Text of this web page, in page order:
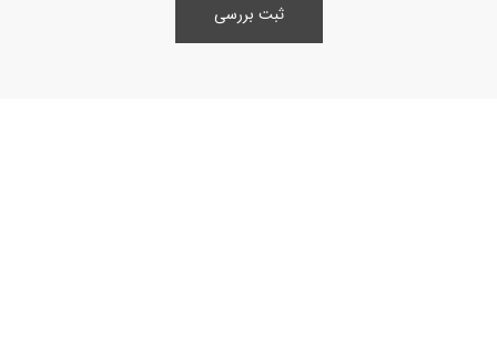
ثبت بررسی